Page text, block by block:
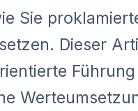
Sie
Dieser